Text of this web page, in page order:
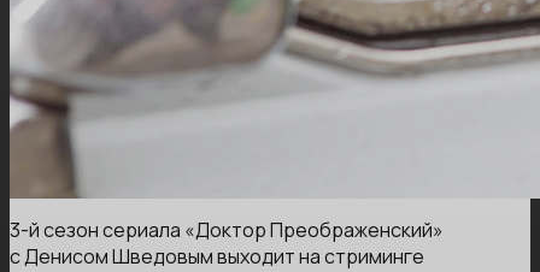
3-й сезон сериала «Доктор Преображенский»
с Денисом Шведовым выходит на стриминге